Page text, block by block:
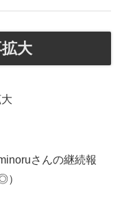
大
さんの継続報
）